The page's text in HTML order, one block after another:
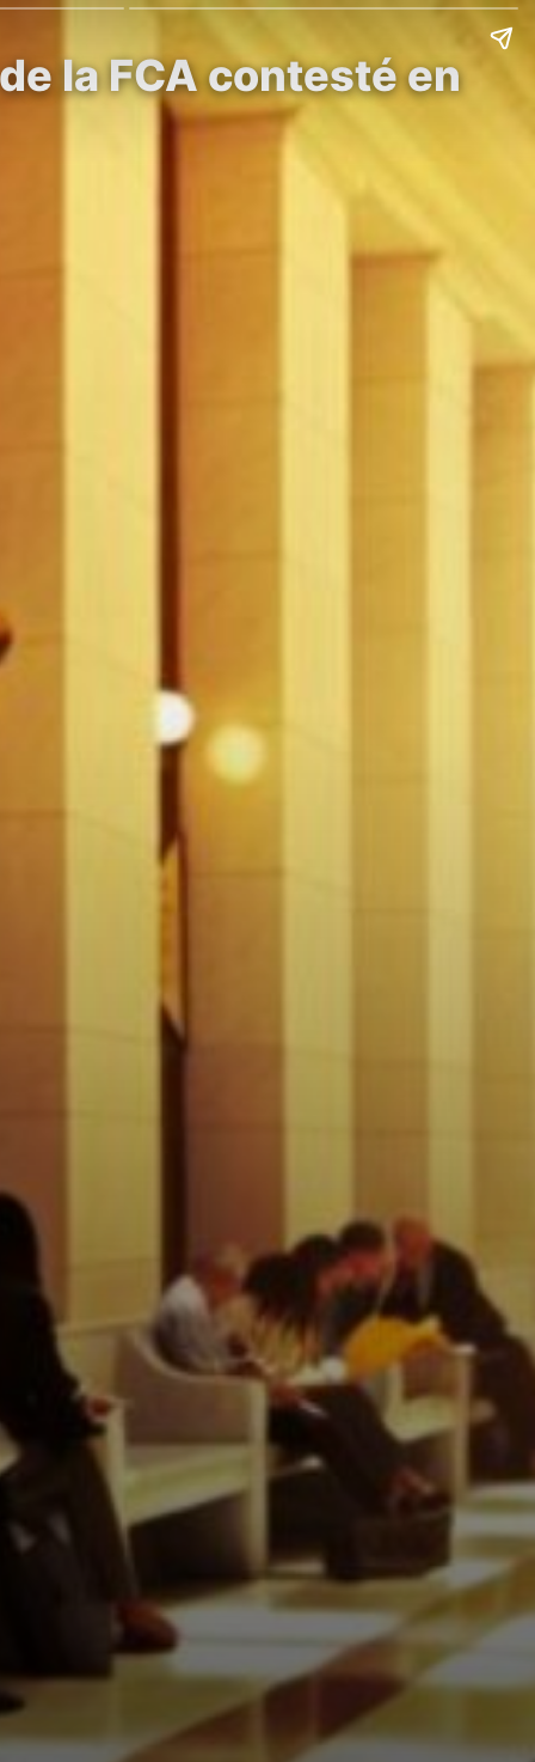
la FCA contesté en